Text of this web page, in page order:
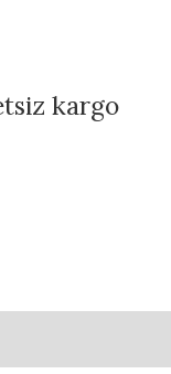
kargo